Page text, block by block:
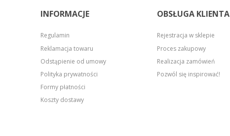
INFORMACJE
Regulamin
Reklamacja towaru
Odstąpienie od umowy
Polityka prywatności
Formy płatności
Koszty dostawy
OBSŁUGA KLIENTA
Rejestracja w sklepie
Proces zakupowy
Realizacja zamówień
Pozwól się inspirować!